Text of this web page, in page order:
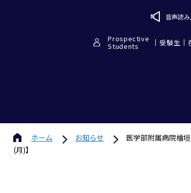
音声読
Prospective
Students 受験生
ホーム お知らせ
医学部附属病院檜
(月)】